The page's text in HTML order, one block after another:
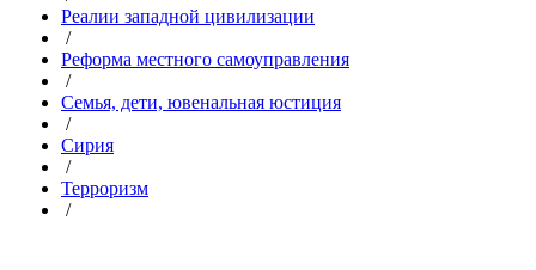
Реалии западной цивилизации
/
Реформа местного самоуправления
/
Семья, дети, ювенальная юстиция
/
Сирия
/
Терроризм
/